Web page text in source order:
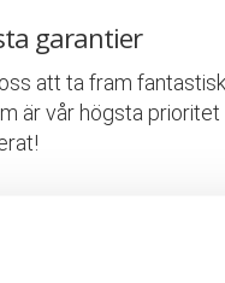
garantier
att ta fram
är vår högsta prioritet
flyttingar
kompletta